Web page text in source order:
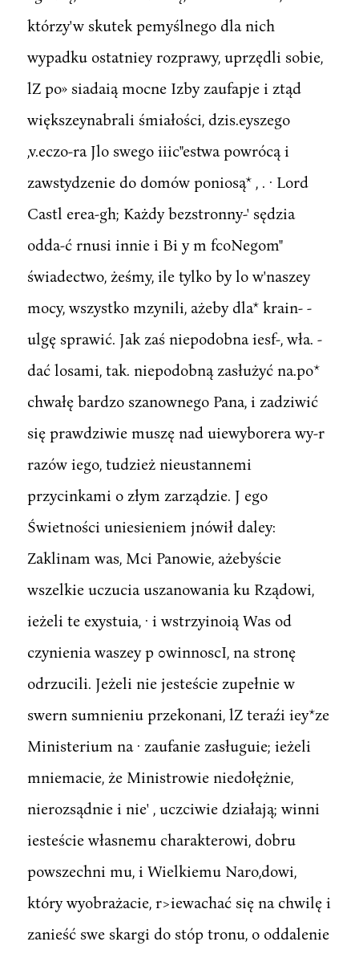
którzy'w skutek pemyślnego dla nich
wypadku ostatniey rozprawy, uprzędli sobie,
lZ po» siadaią mocne Izby zaufapje i ztąd
większeynabrali śmiałości, dzis.eyszego
,v.eczo-ra Jlo swego iiic"estwa powrócą i
zawstydzenie do domów poniosą* , . · Lord
Castl erea-gh; Każdy bezstronny-' sędzia
odda-ć rnusi innie i Bi y m fcoNegom"
świadectwo, żeśmy, ile tylko by lo w'naszey
mocy, wszystko mzynili, ażeby dla* krain- -
ulgę sprawić. Jak zaś niepodobna iesf-, wła. -
dać losami, tak. niepodobną zasłużyć na.po*
chwałę bardzo szanownego Pana, i zadziwić
się prawdziwie muszę nad uiewyborera wy-r
razów iego, tudzież nieustannemi
przycinkami o złym zarządzie. J ego
Świetności uniesieniem jnówił daley:
Zaklinam was, Mci Panowie, ażebyście
wszelkie uczucia uszanowania ku Rządowi,
ieżeli te exystuia, · i wstrzyinoią Was od
czynienia waszey p 0winnoscI, na stronę
odrzucili. Jeżeli nie jesteście zupełnie w
swern sumnieniu przekonani, lZ teraźi iey*ze
Ministerium na · zaufanie zasługuie; ieżeli
mniemacie, że Ministrowie niedołężnie,
nierozsądnie i nie' , uczciwie działają; winni
iesteście własnemu charakterowi, dobru
powszechni mu, i Wielkiemu Naro,dowi,
który wyobrażacie, r>iewachać się na chwilę i
zanieść swe skargi do stóp tronu, o oddalenie